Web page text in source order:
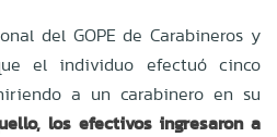
del GOPE de Carabineros y
el individuo efectuó cinco
a un carabinero en su
los efectivos ingresaron a